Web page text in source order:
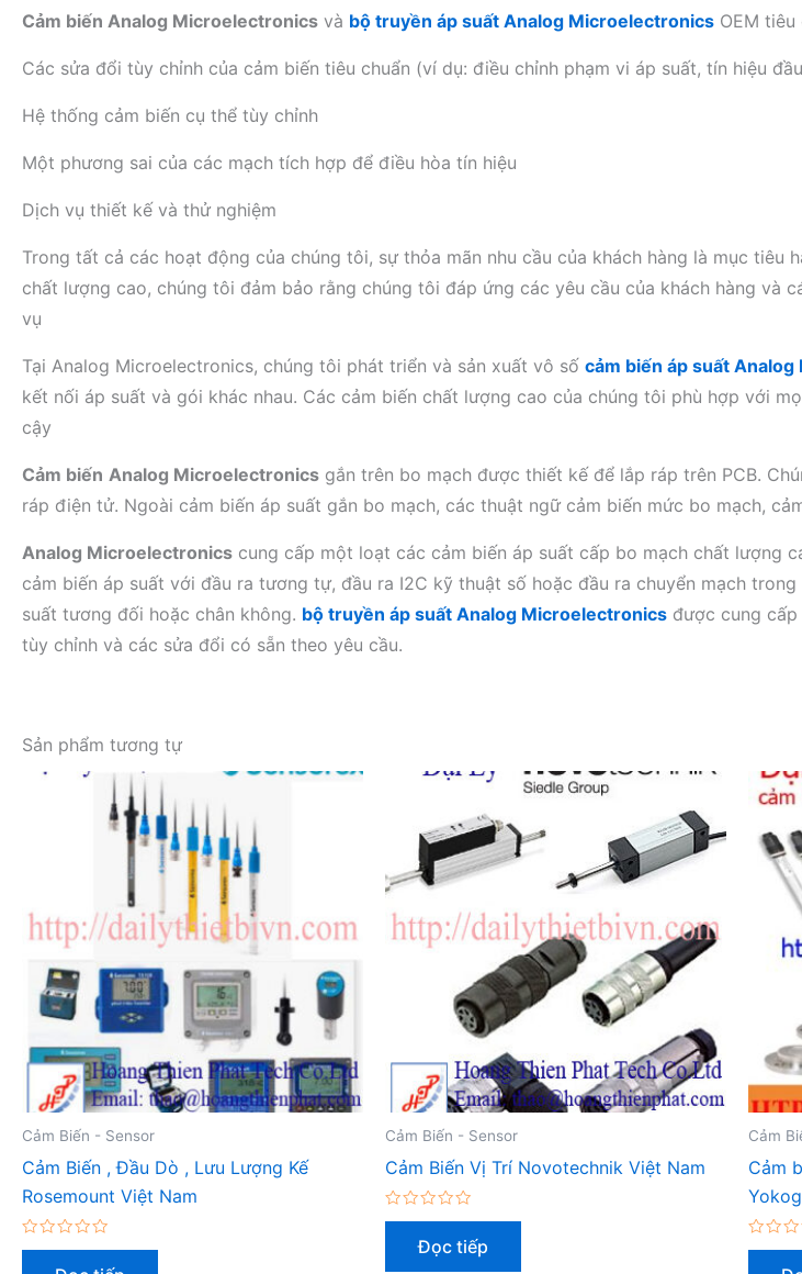
Cảm biến Analog Microelectronics và bộ truyền áp suất Analog Microelectronics OEM tiêu
Các sửa đổi tùy chỉnh của cảm biến tiêu chuẩn (ví dụ: điều chỉnh phạm vi áp suất, tín hiệu
Hệ thống cảm biến cụ thể tùy chỉnh
Một phương sai của các mạch tích hợp để điều hòa tín hiệu
Dịch vụ thiết kế và thử nghiệm
Trong tất cả các hoạt động của chúng tôi, sự thỏa mãn nhu cầu của khách hàng là mục
chất lượng cao, chúng tôi đảm bảo rằng chúng tôi đáp ứng các yêu cầu của khách hàng
vụ
Tại Analog Microelectronics, chúng tôi phát triển và sản xuất vô số cảm biến áp suất
kết nối áp suất và gói khác nhau. Các cảm biến chất lượng cao của chúng tôi phù hợp với
cậy
Cảm biến Analog Microelectronics gắn trên bo mạch được thiết kế để lắp ráp trên PCB.
ráp điện tử. Ngoài cảm biến áp suất gắn bo mạch, các thuật ngữ cảm biến mức bo mạch,
Analog Microelectronics cung cấp một loạt các cảm biến áp suất cấp bo mạch chất lượng
cảm biến áp suất với đầu ra tương tự, đầu ra I2C kỹ thuật số hoặc đầu ra chuyển mạch
suất tương đối hoặc chân không. bộ truyền áp suất Analog Microelectronics được cung
tùy chỉnh và các sửa đổi có sẵn theo yêu cầu.
Sản phẩm tương tự
Cảm Biến - Sensor
Cảm Biến , Đầu Dò , Lưu Lượng Kế
Rosemount Việt Nam
Được
Cảm Biến - Sensor
Cảm Biến Vị Trí Novotechnik Việt Nam
Được
hạngĐọc tiếp
Cảm
Cảm
Được